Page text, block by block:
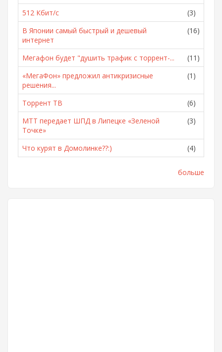
512 Кбит/с
(3)
В Японии самый быстрый и дешевый
интернет
(16)
Мегафон будет "душить трафик с торрент-...
(11)
«МегаФон» предложил антикризисные
решения...
(1)
Торрент ТВ
(6)
МТТ передает ШПД в Липецке «Зеленой
Точке»
(3)
Что курят в Домолинке??:) (4)
больше